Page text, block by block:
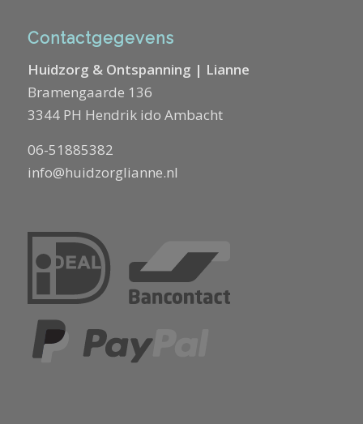
Contactgegevens
Huidzorg & Ontspanning | Lianne
Bramengaarde 136
3344 PH Hendrik ido Ambacht
06-51885382
info@huidzorglianne.nl